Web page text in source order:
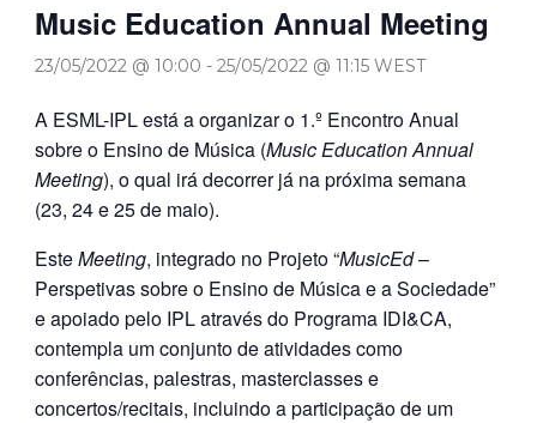
Music Education Annual Meeting
23/05/2022 @ 10:00 - 25/05/2022 @ 11:15 WEST
A ESML-IPL está a organizar o 1.º Encontro Anual
sobre o Ensino de Música (Music Education Annual
Meeting), o qual irá decorrer já na próxima semana
(23, 24 e 25 de maio).
EsteMeeting, integrado no Projeto “MusicEd–
Perspetivas sobre o Ensino de Música e a Sociedade”
e apoiado pelo IPL através do Programa IDI&CA,
contempla um conjunto de atividades como
conferências, palestras, masterclasses e
concertos/recitais, incluindo a participação de um